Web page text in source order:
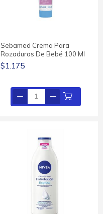
Sebamed Crema Para
Rozaduras De Bebé 100 Ml
$1.175